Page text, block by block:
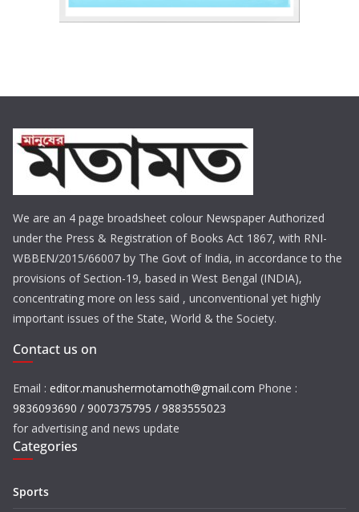
We are an 4 page broadsheet colour Newspaper Authorized
under the Press & Registration of Books Act 1867, with RNI-
WBBEN/2015/66007 by The Govt of India, in accordance to the
provisions of Section-19, based in West Bengal (INDIA),
concentrating more on less said , unconventional yet highly
important issues of the State, World & the Society.
Contact us on
Email : editor.manushermotamoth@gmail.com Phone :
9836093690 / 9007375795 / 9883555023
for advertising and news update
Categories
Sports